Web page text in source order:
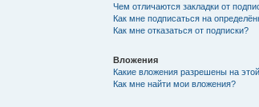
Чем отличаются закладки от
Как мне подписаться на
Как мне отказаться от подписки?
Вложения
Какие вложения разрешены на
Как мне найти мои вложения?